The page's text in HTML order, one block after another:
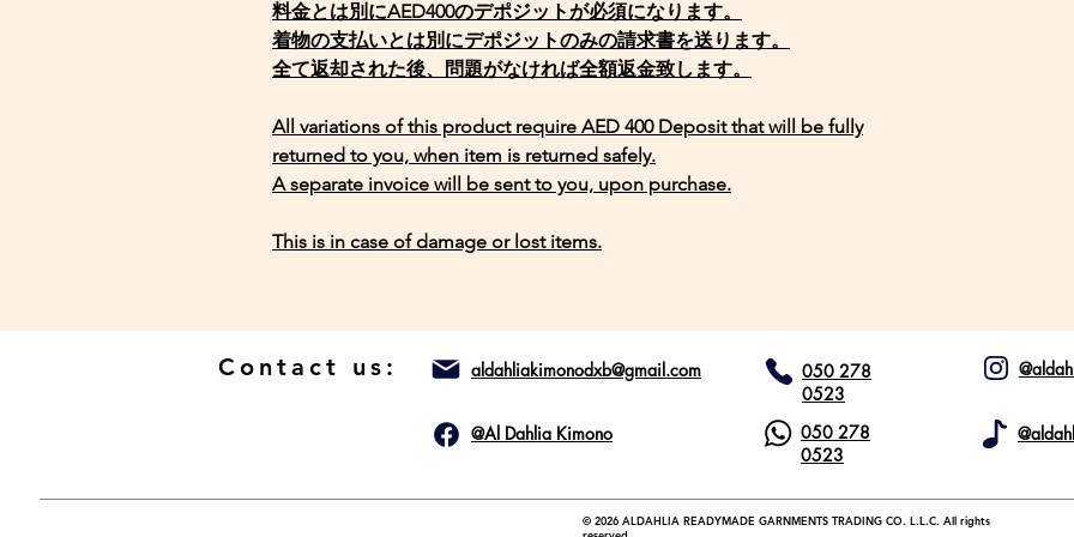
料金とは別にAED400のデポジットが必須になります。
着物の支払いとは別にデポジットのみの請求書を送ります。
全て返却された後、問題がなければ全額返金致します。
All variations of this product require AED 400 Deposit that will be fully
returned to you, when item is returned safely.
A separate invoice will be sent to you, upon purchase.
This is in case of damage or lost items.
Contact us: aldahliakimonodxb@gmail.com
@Al Dahlia Kimono
050 278
0523
050 278
0523
© 2026 ALDAHLIA READYMADE GARNMENTS TRADING CO. L.L.C. All rights